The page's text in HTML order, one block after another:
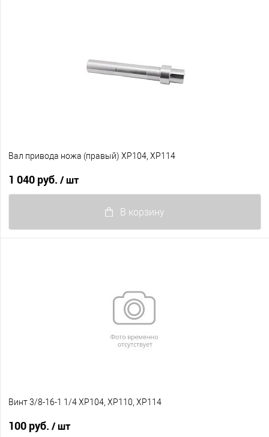
Вал привода ножа (правый) XP104, XP114
1 040 руб. / шт
В корзину
Винт 3/8-16-1 1/4 XP104, XP110, XP114
100 руб. / шт